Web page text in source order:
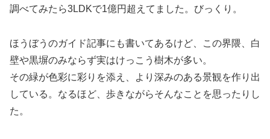
調べてみたら3LDKで1億円超えてました。びっくり。
ほうぼうのガイド記事にも書いてあるけど、この界隈、白
壁や黒塀のみならず実はけっこう樹木が多い。
その緑が色彩に彩りを添え、より深みのある景観を作り出
している。なるほど、歩きながらそんなことを思ったりし
た。